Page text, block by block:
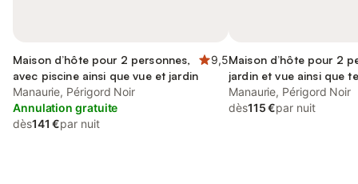
Maison d’hôte pour 2 personnes,
avec piscine ainsi que vue et jardin
9,5
Manaurie, Périgord Noir
Annulation gratuite
dès141 €par nuit
Maison d’hôte pour 2
jardin et vue ainsi que
piscine
Manaurie, Périgord Noir
dès115 €par nuit